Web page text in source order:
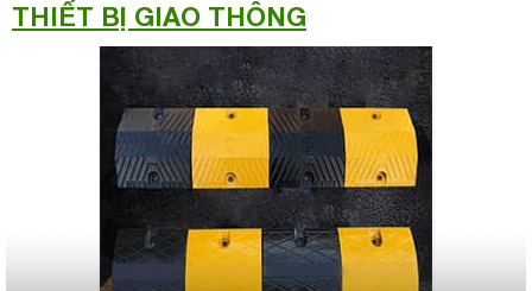
THIẾT BỊ GIAO THÔNG